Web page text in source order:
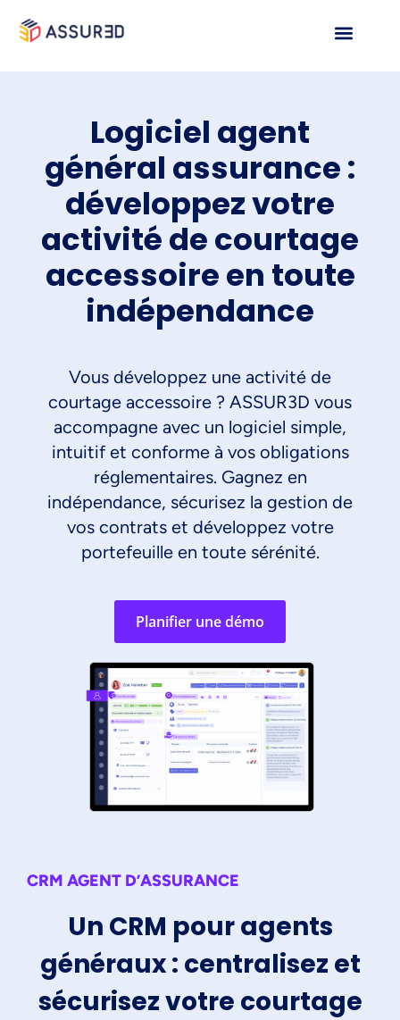
Logiciel agent
général assurance :
développez votre
activité de courtage
accessoire en toute
indépendance
Vous développez une activité de
courtage accessoire ? ASSUR3D vous
accompagne avec un logiciel simple,
intuitif et conforme à vos obligations
réglementaires. Gagnez en
indépendance, sécurisez la gestion de
vos contrats et développez votre
portefeuille en toute sérénité.
Planifier une démo
CRM AGENT D’ASSURANCE
Un CRM pour agents
généraux : centralisez et
sécurisez votre courtage